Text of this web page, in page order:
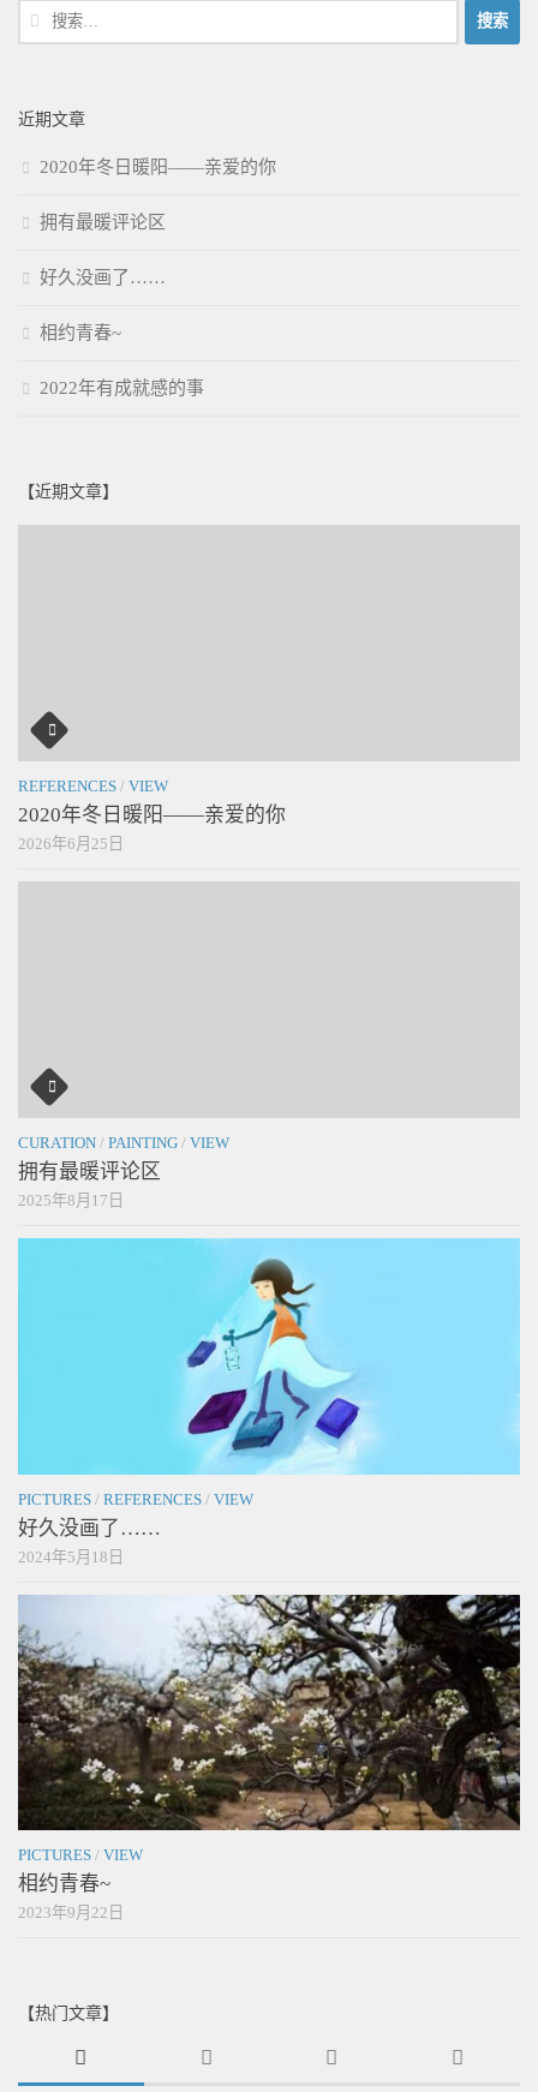
搜
索：
近期文章
2020年冬日暖阳——亲爱的你
拥有最暖评论区
好久没画了……
相约青春~
2022年有成就感的事
【近期文章】
REFERENCES / VIEW
2020年冬日暖阳——亲爱的你
2026年6月25日
CURATION / PAINTING / VIEW
拥有最暖评论区
2025年8月17日
PICTURES / REFERENCES / VIEW
好久没画了……
2024年5月18日
PICTURES / VIEW
相约青春~
2023年9月22日
【热门文章】